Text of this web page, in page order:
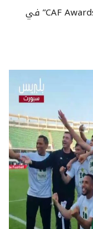
المغرب ينال شرف تنظيم حفل جوائز “CAF Awards” في